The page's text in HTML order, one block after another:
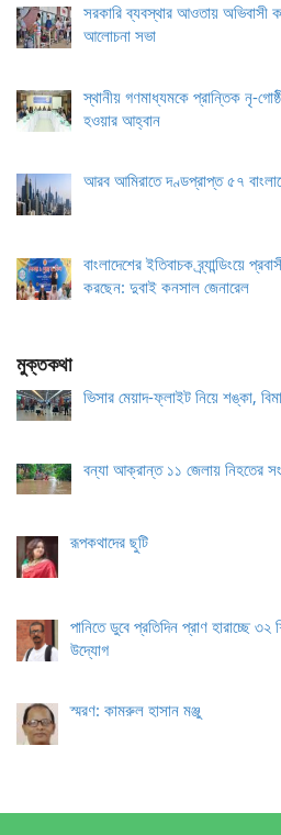
সরকারি ব্যবস্থার আওতায় অভিবাসী
আলোচনা সভা
স্থানীয় গণমাধ্যমকে প্রান্তিক নৃ-
হওয়ার আহ্বান
আরব আমিরাতে দণ্ডপ্রাপ্ত ৫৭
বাংলাদেশের ইতিবাচক ব্র্যান্ডিংয়ে
করছেন: দুবাই কনসাল জেনারেল
মুক্তকথা
ভিসার মেয়াদ-ফ্লাইট নিয়ে শঙ্কা,
বন্যা আক্রান্ত ১১ জেলায় নিহতের
রূপকথাদের ছুটি
পানিতে ডুবে প্রতিদিন প্রাণ হারাচ্ছে
উদ্যোগ
স্মরণ: কামরুল হাসান মঞ্জু